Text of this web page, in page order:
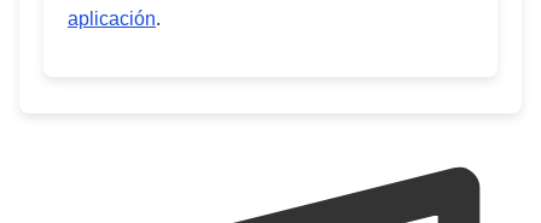
aplicación.